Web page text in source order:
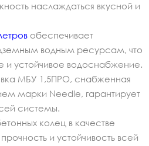
наслаждаться вкусной и
обеспечивает
водным ресурсам, что
и устойчивое водоснабжение.
МБУ 1,5ПРО, снабженная
марки Needle, гарантирует
системы.
колец в качестве
и устойчивость всей